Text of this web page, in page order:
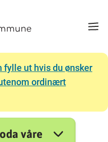
fylle ut hvis du ønsker
ordinært
våre